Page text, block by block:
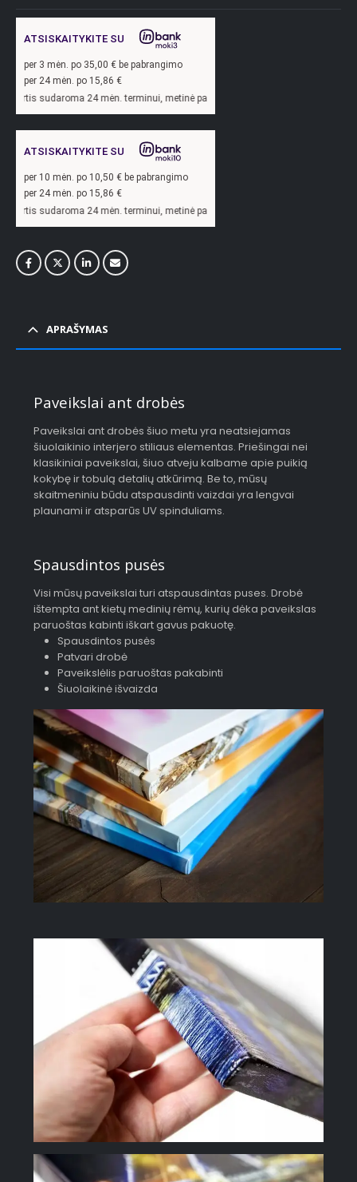
ATSISKAITYKITE SU
per 3 mėn. po 35,00 € be pabrangimo
per 24 mėn. po 15,86 €
24 mėn. terminui, metinė palūkanų norma –13,9
ATSISKAITYKITE SU
per 10 mėn. po 10,50 € be pabrangimo
per 24 mėn. po 15,86 €
24 mėn. terminui, metinė palūkanų norma –13,9
APRAŠYMAS
Paveikslai ant drobės
Paveikslai ant drobės šiuo metu yra neatsiejamas
šiuolaikinio interjero stiliaus elementas. Priešingai nei
klasikiniai paveikslai, šiuo atveju kalbame apie puikią
kokybę ir tobulą detalių atkūrimą. Be to, mūsų
skaitmeniniu būdu atspausdinti vaizdai yra lengvai
plaunami ir atsparūs UV spinduliams.
Spausdintos pusės
Visi mūsų paveikslai turi atspausdintas puses. Drobė
ištempta ant kietų medinių rėmų, kurių dėka paveikslas
paruoštas kabinti iškart gavus pakuotę.
Spausdintos pusės
Patvari drobė
Paveikslėlis paruoštas pakabinti
Šiuolaikinė išvaizda